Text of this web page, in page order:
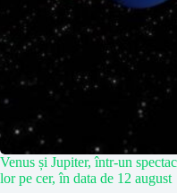
Venus și Jupiter, într-un
lor pe cer, în data de 12 august